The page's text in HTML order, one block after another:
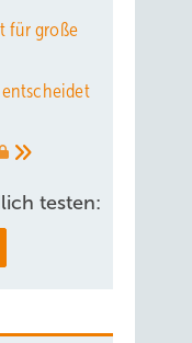
für große
testen: